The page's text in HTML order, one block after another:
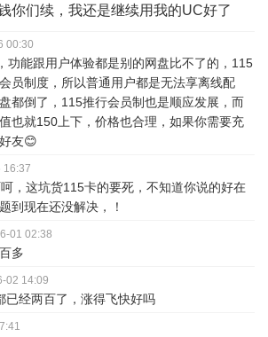
你们续，我还是继续用我的UC好了
00:30
功能跟用户体验都是别的网盘比不了的，115
员制度，所以普通用户都是无法享离线配
都倒了，115推行会员制也是顺应发展，而
也就150上下，价格也合理，如果你需要充
友😊
16:37
，这坑货115卡的要死，不知道你说的好在
到现在还没解决，！
01 02:38
多
02 14:09
已经两百了，涨得飞快好吗